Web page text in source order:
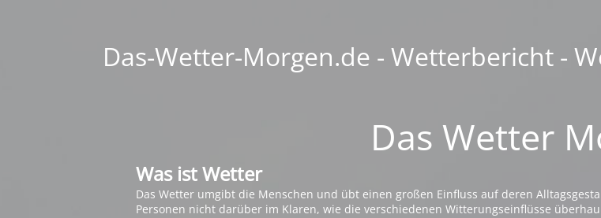
Das-Wetter-Morgen.de - Wetterbericht -
Das Wetter
Was ist Wetter
Das Wetter umgibt die Menschen und übt einen großen Einfluss auf deren
Personen nicht darüber im Klaren, wie die verschiedenen Witterungseinflüsse